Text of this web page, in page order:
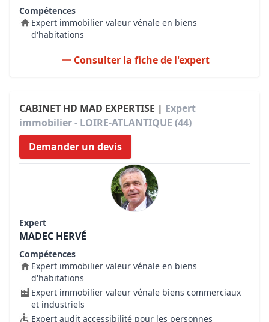
Compétences
Expert immobilier valeur vénale en biens
d'habitations
Consulter la fiche de l'expert
CABINET HD MAD EXPERTISE | Expert
immobilier - LOIRE-ATLANTIQUE (44)
Demander un devis
Expert
MADEC HERVÉ
Compétences
Expert immobilier valeur vénale en biens
d'habitations
Expert immobilier valeur vénale biens commerciaux
et industriels
Expert audit accessibilité pour les personnes